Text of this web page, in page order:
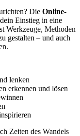
Die Online-
Einstieg in eine
Werkzeuge, Methoden
gestalten – und auch
lenken
erkennen und lösen
Zeiten des Wandels